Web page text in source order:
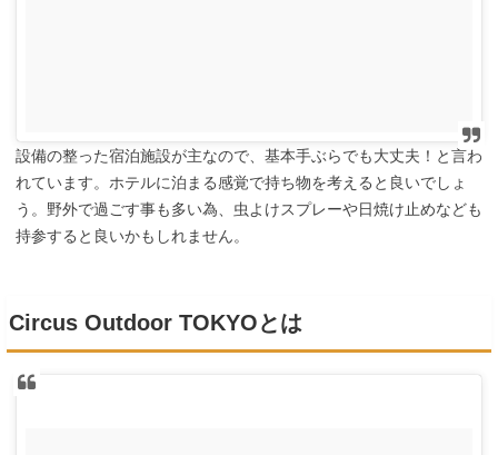
設備の整った宿泊施設が主なので、基本手ぶらでも大丈夫！と言わ
れています。ホテルに泊まる感覚で持ち物を考えると良いでしょ
う。野外で過ごす事も多い為、虫よけスプレーや日焼け止めなども
持参すると良いかもしれません。
Circus Outdoor TOKYOとは